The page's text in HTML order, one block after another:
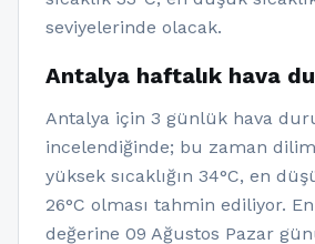
seviyelerinde olacak.
Antalya haftalık hava
Antalya için 3 günlük hava
incelendiğinde; bu zaman
yüksek sıcaklığın 34°C, en
26°C olması tahmin ediliyor.
değerine 09 Ağustos Pazar